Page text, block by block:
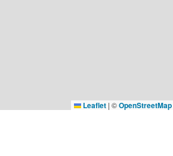
Leaflet | ©OpenStreetMap